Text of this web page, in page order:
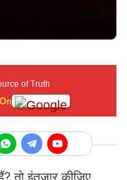
of Truth